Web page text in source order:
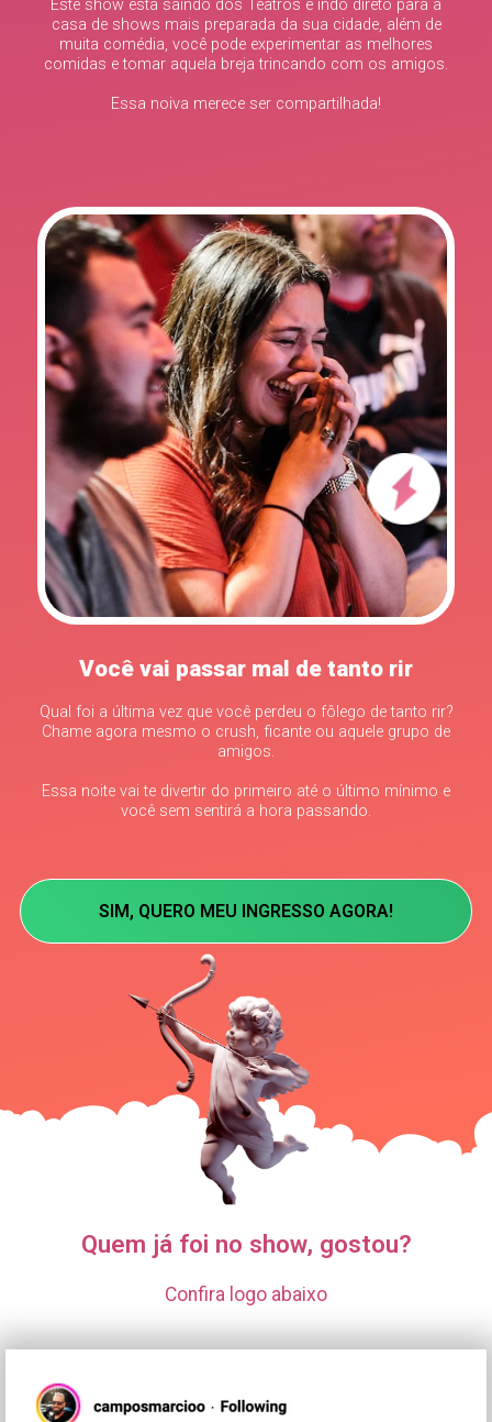
Este show esta saindo dos Teatros e indo direto para a
casa de shows mais preparada da sua cidade, além de
muita comédia, você pode experimentar as melhores
comidas e tomar aquela breja trincando com os amigos.
Essa noiva merece ser compartilhada!
Você vai passar mal de tanto rir
Qual foi a última vez que você perdeu o fôlego de tanto rir?
Chame agora mesmo o crush, ficante ou aquele grupo de
amigos.
Essa noite vai te divertir do primeiro até o último mínimo e
você sem sentirá a hora passando.
SIM, QUERO MEU INGRESSO AGORA!
Quem já foi no show, gostou?
Confira logo abaixo